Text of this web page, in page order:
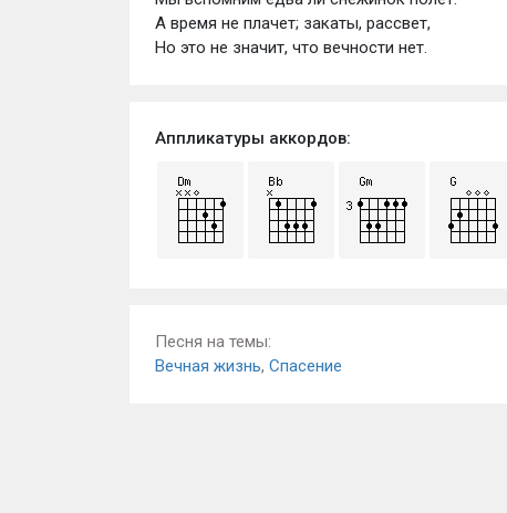
А время не плачет; закаты, рассвет,
Но это не значит, что вечности нет.
Аппликатуры аккордов:
Песня на темы:
Вечная жизнь, Спасение